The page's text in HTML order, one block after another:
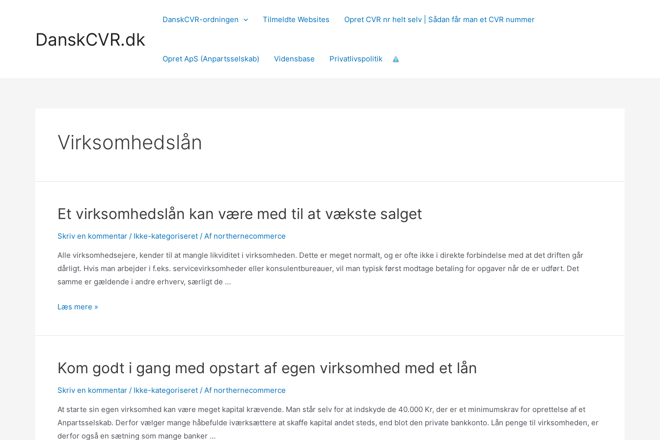
DanskCVR.dk
DanskCVR-ordningen Tilmeldte Websites Opret CVR nr helt selv | Sådan får man et CVR nummer
Opret ApS (Anpartsselskab) Vidensbase Privatlivspolitik
Virksomhedslån
Et virksomhedslån kan være med til at vækste salget
Skriv en kommentar / Ikke-kategoriseret / Af northernecommerce
Alle virksomhedsejere, kender til at mangle likviditet i virksomheden. Dette er meget normalt, og er ofte ikke i direkte forbindelse med at det driften går
dårligt. Hvis man arbejder i f.eks. servicevirksomheder eller konsulentbureauer, vil man typisk først modtage betaling for opgaver når de er udført. Det
samme er gældende i andre erhverv, særligt de …
Et
til
at
salget
Læs mere »
Kom godt i gang med opstart af egen virksomhed med et lån
Skriv en kommentar / Ikke-kategoriseret / Af northernecommerce
At starte sin egen virksomhed kan være meget kapital krævende. Man står selv for at indskyde de 40.000 Kr, der er et minimumskrav for oprettelse af et
Anpartsselskab. Derfor vælger mange håbefulde iværksættere at skaffe kapital andet steds, end blot den private bankkonto. Lån penge til virksomheden, er
derfor også en sætning som mange banker …